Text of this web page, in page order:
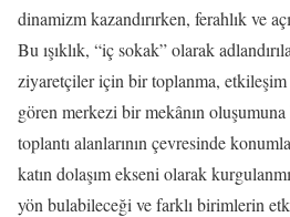
dinamizm kazandırırken, ferahlık ve
Bu ışıklık, “iç sokak” olarak
ziyaretçiler için bir toplanma, etkileşim
gören merkezi bir mekânın
toplantı alanlarının çevresinde
katın dolaşım ekseni olarak
yön bulabileceği ve farklı birimlerin